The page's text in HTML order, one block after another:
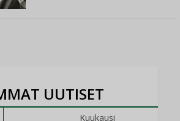
UUTISET
Kuukausi